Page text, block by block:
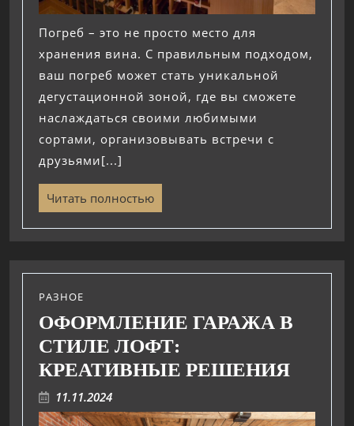
Погреб – это не просто место для
хранения вина. С правильным подходом,
ваш погреб может стать уникальной
дегустационной зоной, где вы сможете
наслаждаться своими любимыми
сортами, организовывать встречи с
друзьями[...]
Читать полностью
РАЗНОЕ
ОФОРМЛЕНИЕ ГАРАЖА В
СТИЛЕ ЛОФТ:
КРЕАТИВНЫЕ РЕШЕНИЯ
11.11.2024